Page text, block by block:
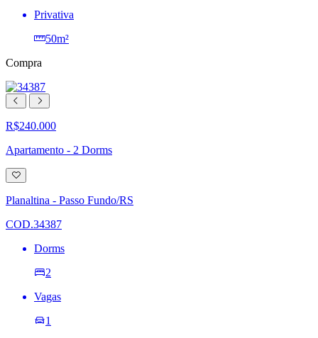
Privativa
50m²
Compra
R$240.000
Apartamento - 2 Dorms
Adicionar
à
lista
de
Planaltina - Passo Fundo/RS
COD.34387
Dorms
2
Vagas
1